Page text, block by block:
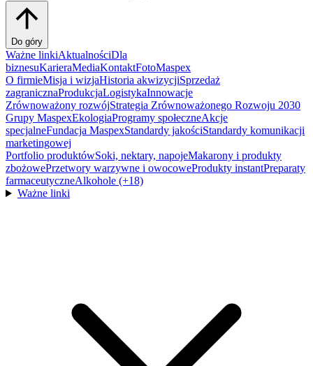
Do góry
Ważne linkiAktualnościDla
biznesuKarieraMediaKontaktFotoMaspex
O firmieMisja i wizjaHistoria akwizycjiSprzedaż
zagranicznaProdukcjaLogistykaInnowacje
Zrównoważony rozwójStrategia Zrównoważonego Rozwoju 2030
Grupy MaspexEkologiaProgramy społeczneAkcje
specjalneFundacja MaspexStandardy jakościStandardy komunikacji
marketingowej
Portfolio produktówSoki, nektary, napojeMakarony i produkty
zbożowePrzetwory warzywne i owocoweProdukty instantPreparaty
farmaceutyczneAlkohole (+18)
Ważne linki